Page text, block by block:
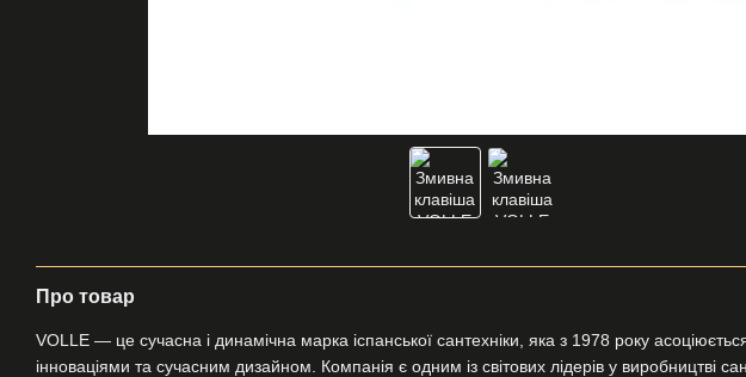
Про товар
VOLLE — це сучасна і динамічна марка іспанської сантехніки, яка з 1978 року
інноваціями та сучасним дизайном. Компанія є одним із світових лідерів у виробництві